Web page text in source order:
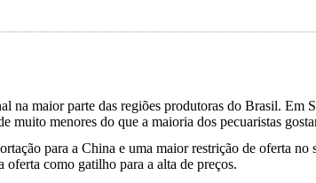
na maior parte das regiões produtoras do Brasil. Em
muito menores do que a maioria dos pecuaristas
para a China e uma maior restrição de oferta no
oferta como gatilho para a alta de preços.